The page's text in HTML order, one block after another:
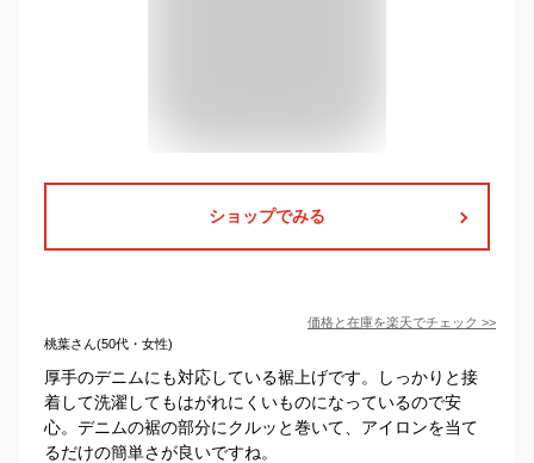
ショップでみる
価格と在庫を楽天でチェック >>
桃葉さん(50代・女性)
厚手のデニムにも対応している裾上げです。しっかりと接
着して洗濯してもはがれにくいものになっているので安
心。デニムの裾の部分にクルッと巻いて、アイロンを当て
るだけの簡単さが良いですね。